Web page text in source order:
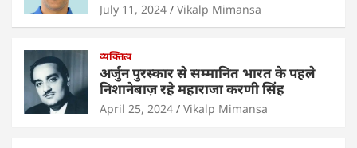
July 11, 2024 Vikalp Mimansa
व्यक्तित्व
अर्जुन पुरस्कार से सम्मानित भारत के पहले
निशानेबाज़ रहे महाराजा करणी सिंह
April 25, 2024 Vikalp Mimansa